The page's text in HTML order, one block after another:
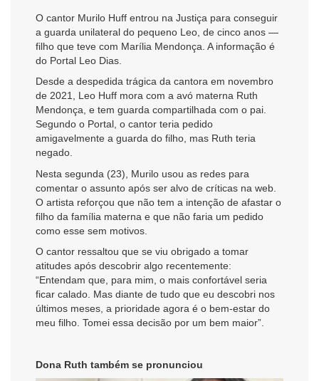
O cantor Murilo Huff entrou na Justiça para conseguir
a guarda unilateral do pequeno Leo, de cinco anos —
filho que teve com Marília Mendonça. A informação é
do Portal Leo Dias.
Desde a despedida trágica da cantora em novembro
de 2021, Leo Huff mora com a avó materna Ruth
Mendonça, e tem guarda compartilhada com o pai.
Segundo o Portal, o cantor teria pedido
amigavelmente a guarda do filho, mas Ruth teria
negado.
Nesta segunda (23), Murilo usou as redes para
comentar o assunto após ser alvo de críticas na web.
O artista reforçou que não tem a intenção de afastar o
filho da família materna e que não faria um pedido
como esse sem motivos.
O cantor ressaltou que se viu obrigado a tomar
atitudes após descobrir algo recentemente:
“Entendam que, para mim, o mais confortável seria
ficar calado. Mas diante de tudo que eu descobri nos
últimos meses, a prioridade agora é o bem-estar do
meu filho. Tomei essa decisão por um bem maior”.
Dona Ruth também se pronunciou